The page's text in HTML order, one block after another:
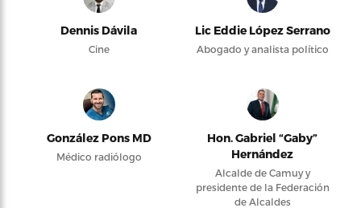
Dennis Dávila
Cine
Lic Eddie López Serrano
Abogado y analista político
González Pons MD
Médico radiólogo
Hon. Gabriel “Gaby”
Hernández
Alcalde de Camuy y
presidente de la Federación
de Alcaldes